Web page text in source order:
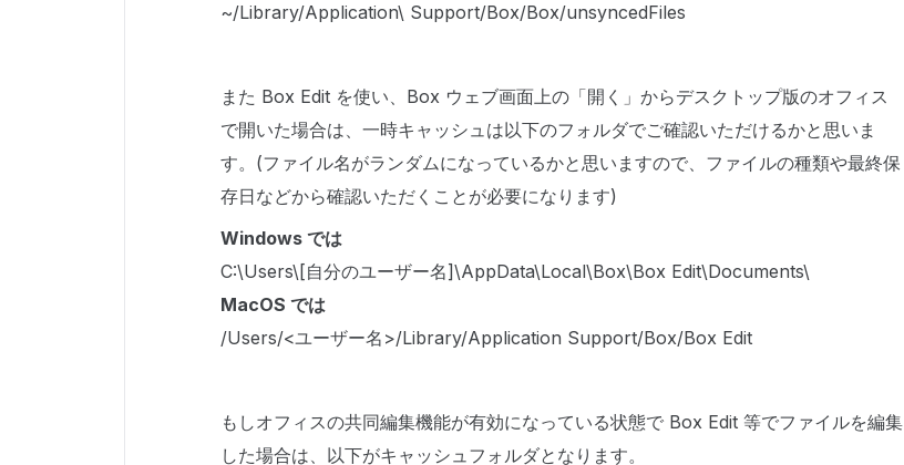
~/Library/Application\ Support/Box/Box/unsyncedFiles
また Box Edit を使い、Box ウェブ画面上の「開く」からデスクトップ版のオフィス
で開いた場合は、一時キャッシュは以下のフォルダでご確認いただけるかと思いま
す。(ファイル名がランダムになっているかと思いますので、ファイルの種類や最終保
存日などから確認いただくことが必要になります)
Windows では
C:\Users\[自分のユーザー名]\AppData\Local\Box\Box Edit\Documents\
MacOS では
/Users/<ユーザー名>/Library/Application Support/Box/Box Edit
もしオフィスの共同編集機能が有効になっている状態で Box Edit 等でファイルを編集
した場合は、以下がキャッシュフォルダとなります。